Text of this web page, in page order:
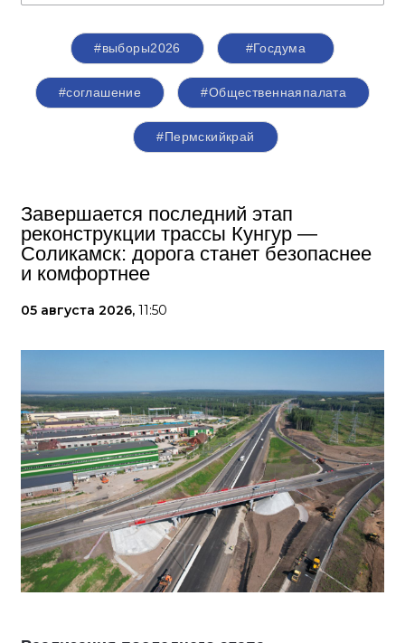
#выборы2026 #Госдума
#соглашение #Общественнаяпалата
#Пермскийкрай
Завершается последний этап
реконструкции трассы Кунгур —
Соликамск: дорога станет безопаснее
и комфортнее
05 августа 2026, 11:50